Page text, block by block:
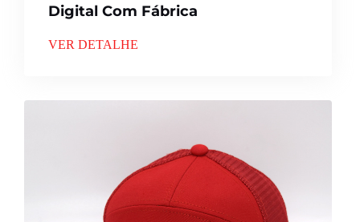
Digital Com Fábrica
VER DETALHE